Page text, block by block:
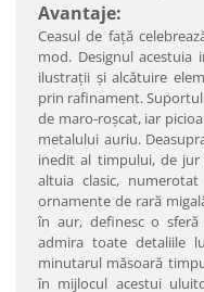
Avantaje:
Ceasul de faţă
mod. Designul
ilustraţii şi alcătuire
prin rafinament.
de maro-roşcat, iar
metalului auriu.
inedit al timpului, de
altuia clasic,
ornamente de rară
în aur, definesc o
admira toate detaliile
minutarul măsoară
în mijlocul acestui